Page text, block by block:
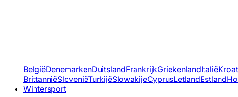
BelgiëDenemarkenDuitslandFrankrijkGriekenlandItalië
BrittanniëSloveniëTurkijëSlowakijeCyprusLetlandEstland
Wintersport